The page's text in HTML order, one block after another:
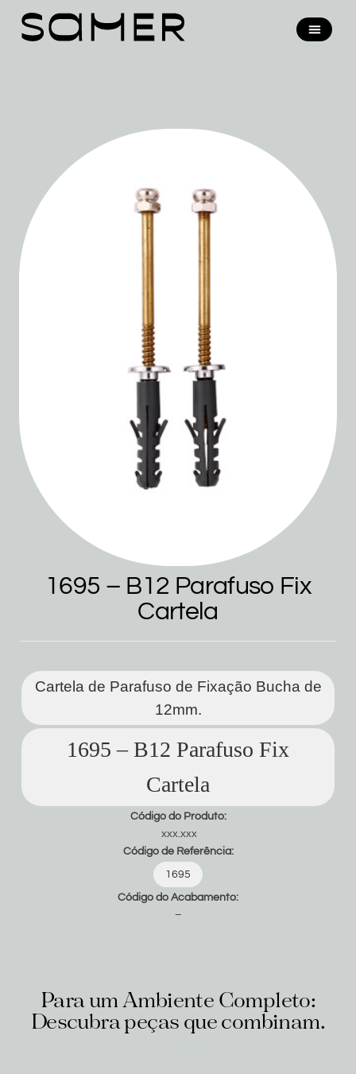
1695 – B12 Parafuso Fix
Cartela
Cartela de Parafuso de Fixação Bucha de
12mm.
1695 – B12 Parafuso Fix
Cartela
Código do Produto:
xxx.xxx
Código de Referência:
1695
Código do Acabamento:
–
Para um Ambiente Completo:
Descubra peças que combinam.